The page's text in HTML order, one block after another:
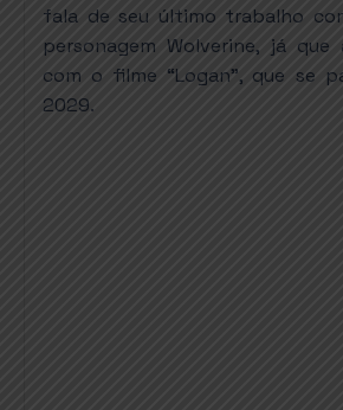
fala de seu último trabalho
personagem Wolverine, já
com o filme “Logan”, que se
2029.